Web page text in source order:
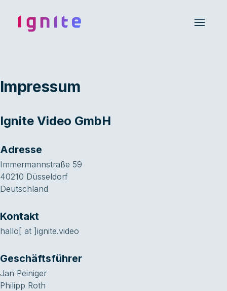
Ignite • Video Experience Cloud
Open
Impressum
Ignite Video GmbH
Adresse
Immermannstraße 59
40210 Düsseldorf
Deutschland
Kontakt
hallo[ at ]ignite.video
Geschäftsführer
Jan Peiniger
Philipp Roth